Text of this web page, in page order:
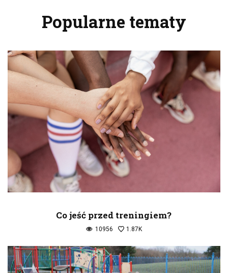
Popularne tematy
Co jeść przed treningiem?
10956 1.87K